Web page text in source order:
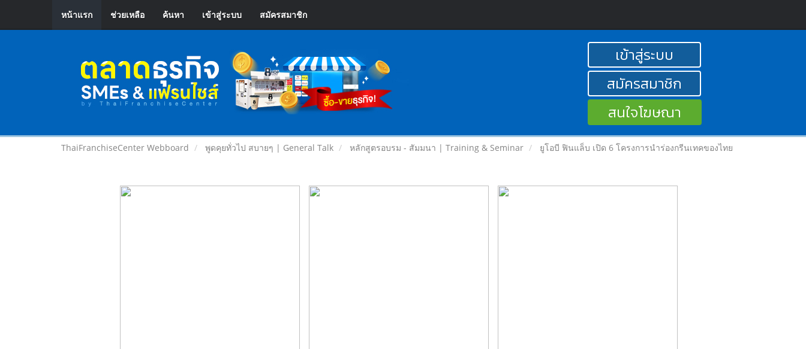
หน้าแรก ช่วยเหลือ ค้นหา เข้าสู่ระบบ สมัครสมาชิก
เข้าสู่ระบบ
สมัครสมาชิก
สนใจโฆษณา
ThaiFranchiseCenter Webboard พูดคุยทั่วไป สบายๆ | General Talk หลักสูตรอบรม - สัมมนา | Training & Seminar ยูโอบี ฟินแล็บ เปิด 6 โครงการนำร่องกรีนเทคของไทย